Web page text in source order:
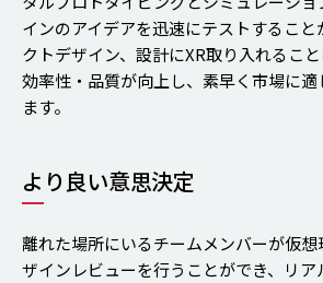
インのアイデアを迅速にテストするこ
クトデザイン、設計にXR取り入れるこ
効率性・品質が向上し、素早く市場に
ます。
より良い意思決定
離れた場所にいるチームメンバーが仮
ザインレビューを行うことができ、リ